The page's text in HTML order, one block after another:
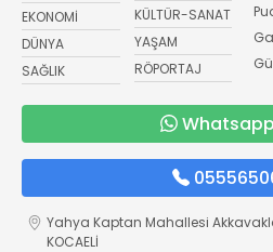
EKONOMİ
DÜNYA
SAĞLIK
KÜLTÜR-SANAT
YAŞAM
RÖPORTAJ
Yahya Kaptan Mahallesi
KOCAELİ